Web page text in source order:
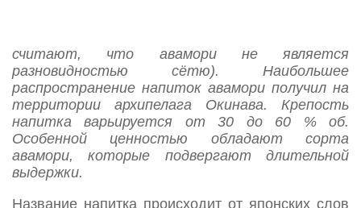
считают, что авамори не является
разновидностью сётю). Наибольшее
распространение напиток авамори получил на
территории архипелага Окинава. Крепость
напитка варьируется от 30 до 60 % об.
Особенной ценностью обладают сорта
авамори, которые подвергают длительной
выдержки.
Название напитка происходит от японских слов